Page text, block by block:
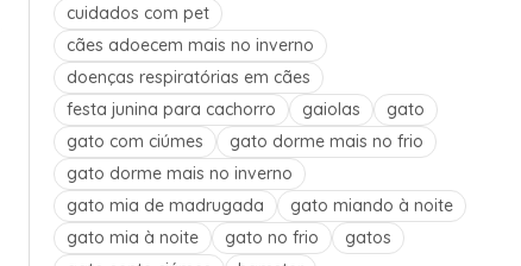
cuidados com pet
cães adoecem mais no inverno
doenças respiratórias em cães
festa junina para cachorro
gaiolas
gato
gato com ciúmes
gato dorme mais no frio
gato dorme mais no inverno
gato mia de madrugada
gato miando à noite
gato mia à noite
gato no frio
gatos